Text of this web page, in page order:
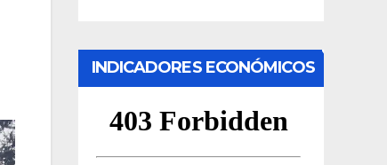
INDICADORES ECONÓMICOS